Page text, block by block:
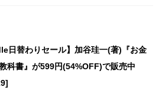
日替わりセール】加谷珪一(著)『お金
科書』が599円(54%OFF)で販売中